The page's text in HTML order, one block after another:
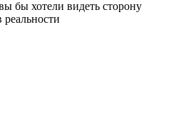
бы хотели видеть сторону
реальности